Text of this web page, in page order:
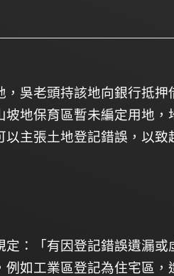
吳老頭持該地向銀行抵
地保育區暫未編定用地
主張土地登記錯誤，以
：「有因登記錯誤遺漏
如工業區登記為住宅區